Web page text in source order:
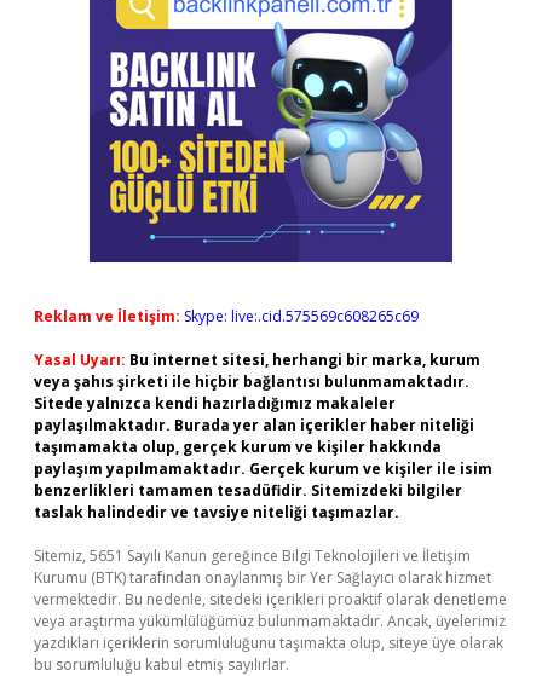
Reklam ve İletişim: Skype: live:.cid.575569c608265c69
Yasal Uyarı: Bu internet sitesi, herhangi bir marka, kurum
veya şahıs şirketi ile hiçbir bağlantısı bulunmamaktadır.
Sitede yalnızca kendi hazırladığımız makaleler
paylaşılmaktadır. Burada yer alan içerikler haber niteliği
taşımamakta olup, gerçek kurum ve kişiler hakkında
paylaşım yapılmamaktadır. Gerçek kurum ve kişiler ile isim
benzerlikleri tamamen tesadüfidir. Sitemizdeki bilgiler
taslak halindedir ve tavsiye niteliği taşımazlar.
Sitemiz, 5651 Sayılı Kanun gereğince Bilgi Teknolojileri ve İletişim
Kurumu (BTK) tarafından onaylanmış bir Yer Sağlayıcı olarak hizmet
vermektedir. Bu nedenle, sitedeki içerikleri proaktif olarak denetleme
veya araştırma yükümlülüğümüz bulunmamaktadır. Ancak, üyelerimiz
yazdıkları içeriklerin sorumluluğunu taşımakta olup, siteye üye olarak
bu sorumluluğu kabul etmiş sayılırlar.